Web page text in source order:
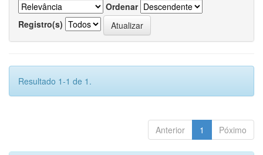
Ordenar
Registro(s)
Resultado 1-1 de 1.
Anterior 1 Póximo